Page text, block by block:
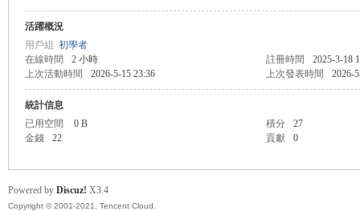
活躍概況
用戶組 初學者
在線時間
2 小時 註冊時間
2025-3-18
上次活動時間
2026-5-15 23:36 上次發表時間 2026-
統計信息
已用空間
0 B 積分
27
金錢
22 貢獻 0
Powered by Discuz! X3.4
Copyright © 2001-2021, Tencent Cloud.